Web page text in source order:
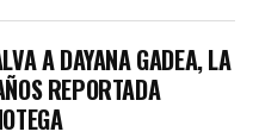
A DAYANA GADEA, LA
REPORTADA